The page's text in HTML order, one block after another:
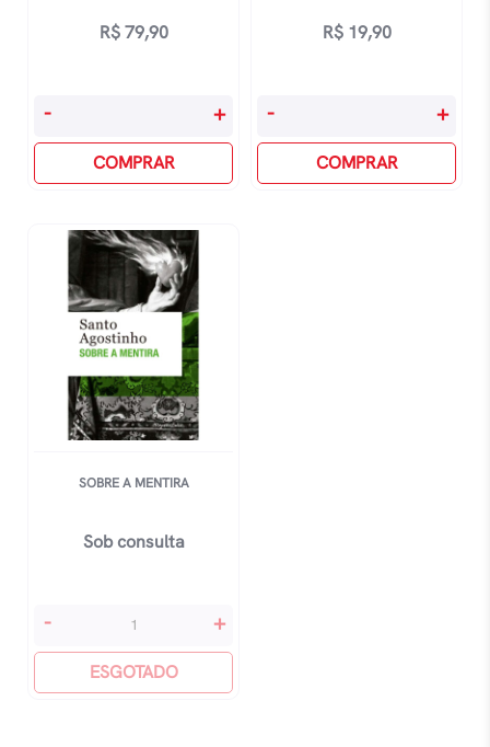
R$79,90
Meditações
Santo
Confissões
quantidade
- +
COMPRAR
R$19,90
Sobre
Feliz
- +
COMPRAR
SOBRE A MENTIRA
Sob consulta
Sobre
Mentira
quantidade
- +
ESGOTADO